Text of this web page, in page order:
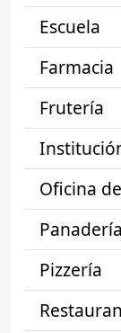
Escuela
Farmacia
Frutería
Oficina
Panadería
Pizzería